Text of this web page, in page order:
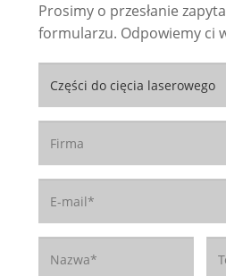
Prosimy o przesłanie
formularzu. Odpowiemy ci